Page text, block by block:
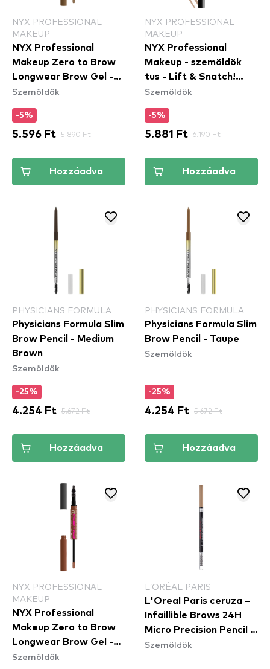
NYX PROFESSIONAL
MAKEUP
NYX Professional
Makeup Zero to Brow
Longwear Brow Gel -
Taupe (ZTBG03) -
Szemöldök
-5%
5.596 Ft 5.890 Ft
Hozzáadva
NYX PROFESSIONAL
MAKEUP
NYX Professional
Makeup - szemöldök
tus - Lift & Snatch!
Brow Tint Pen - 01
Szemöldök
-5%
5.881 Ft 6.190 Ft
Hozzáadva
PHYSICIANS FORMULA
Physicians Formula Slim
Brow Pencil - Medium
Brown
Szemöldök
-25%
4.254 Ft 5.672 Ft
Hozzáadva
PHYSICIANS FORMULA
Physicians Formula Slim
Brow Pencil - Taupe
Szemöldök
-25%
4.254 Ft 5.672 Ft
Hozzáadva
NYX PROFESSIONAL
MAKEUP
NYX Professional
Makeup Zero to Brow
Longwear Brow Gel -
Auburn (ZTBG04) -
Szemöldök
L’ORÉAL PARIS
L'Oreal Paris ceruza –
Infaillible Brows 24H
Micro Precision Pencil -
Light Cool Blonde
Szemöldök